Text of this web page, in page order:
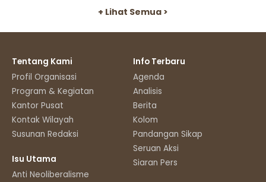
+ Lihat Semua >
Tentang Kami
Profil Organisasi
Program & Kegiatan
Kantor Pusat
Kontak Wilayah
Susunan Redaksi
Isu Utama
Anti Neoliberalisme
Info Terbaru
Agenda
Analisis
Berita
Kolom
Pandangan Sikap
Seruan Aksi
Siaran Pers